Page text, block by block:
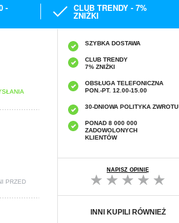
- CLUB TRENDY - 7%
ZNIŻKI
PRZED
SZYBKA DOSTAWA
CLUB TRENDY
7% ZNIŻKI
OBSŁUGA TELEFONICZNA
PON.-PT. 12.00-15.00
30-DNIOWA POLITYKA ZWROTU
PONAD 8 000 000
ZADOWOLONYCH
KLIENTÓW
NAPISZ OPINIĘ
INNI KUPILI RÓWNIEŻ